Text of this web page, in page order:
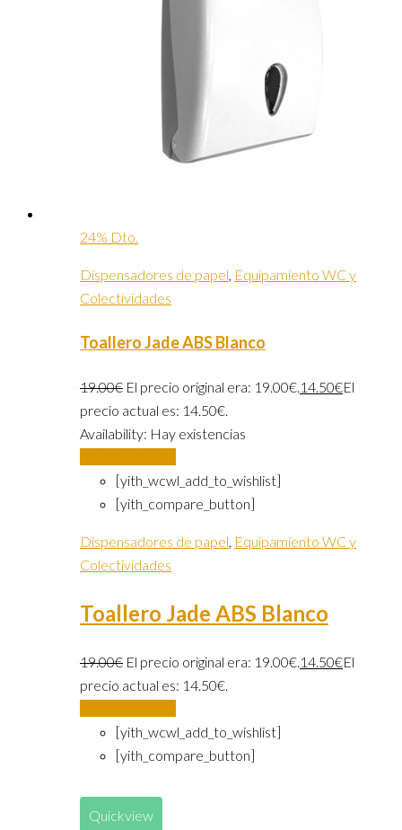
24% Dto.
Dispensadores de papel Equipamiento WC y
Colectividades
Toallero Jade ABS Blanco
19.00€ El precio original era: 19.00€. 14.50€El
precio actual es: 14.50€.
Availability: Hay existencias
[yith_wcwl_add_to_wishlist]
[yith_compare_button]
Dispensadores de papel Equipamiento WC y
Colectividades
Toallero Jade ABS Blanco
19.00€ El precio original era: 19.00€. 14.50€El
precio actual es: 14.50€.
[yith_wcwl_add_to_wishlist]
[yith_compare_button]
Quickview